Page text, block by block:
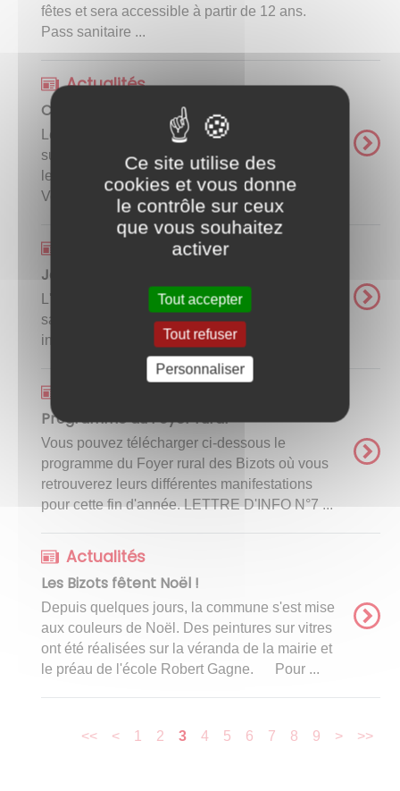
fêtes et sera accessible à partir de 12 ans.
Pass sanitaire ...
Actualités
Conférence - Spectacle "Osons la joie !"
Le Foyer Rural des Bizots organise une soirée
sur le thème "Le bonheur est dans l'éducation"
le 07 décembre prochain à la salle des fêtes.
Voir infos sur le flyer. ...
Jazzomanie Big Band
L'Orchestre des Verreries donne un concert le
samedi 20 novembre à 20h30 à Blanzy. Voir
informations sur l'affiche. ...
Programme du Foyer rural
Vous pouvez télécharger ci-dessous le
programme du Foyer rural des Bizots où vous
retrouverez leurs différentes manifestations
pour cette fin d'année. LETTRE D'INFO N°7 ...
Actualités
Les Bizots fêtent Noël !
Depuis quelques jours, la commune s'est mise
aux couleurs de Noël. Des peintures sur vitres
ont été réalisées sur la véranda de la mairie et
le préau de l'école Robert Gagne. Pour ...
<< < 1 2 3 4 5 6 7 8 9 > >>
Ce site utilise des
cookies et vous donne
le contrôle sur ceux
que vous souhaitez
activer
Tout accepter
Tout refuser
Personnaliser